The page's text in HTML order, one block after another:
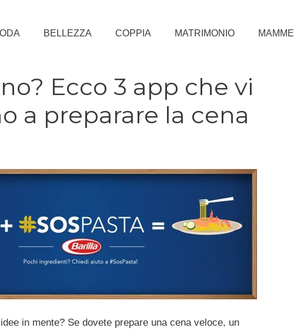
BELLEZZA COPPIA MATRIMONIO MAMME
Ecco 3 app che vi
a preparare la cena
in mente? Se dovete prepare una cena veloce, un